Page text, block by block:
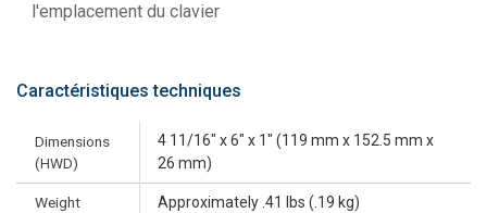
l'emplacement du clavier
Caractéristiques techniques
Dimensions
(HWD)
4 11/16" x 6" x 1" (119 mm x 152.5 mm x
26 mm)
Weight Approximately .41 lbs (.19 kg)